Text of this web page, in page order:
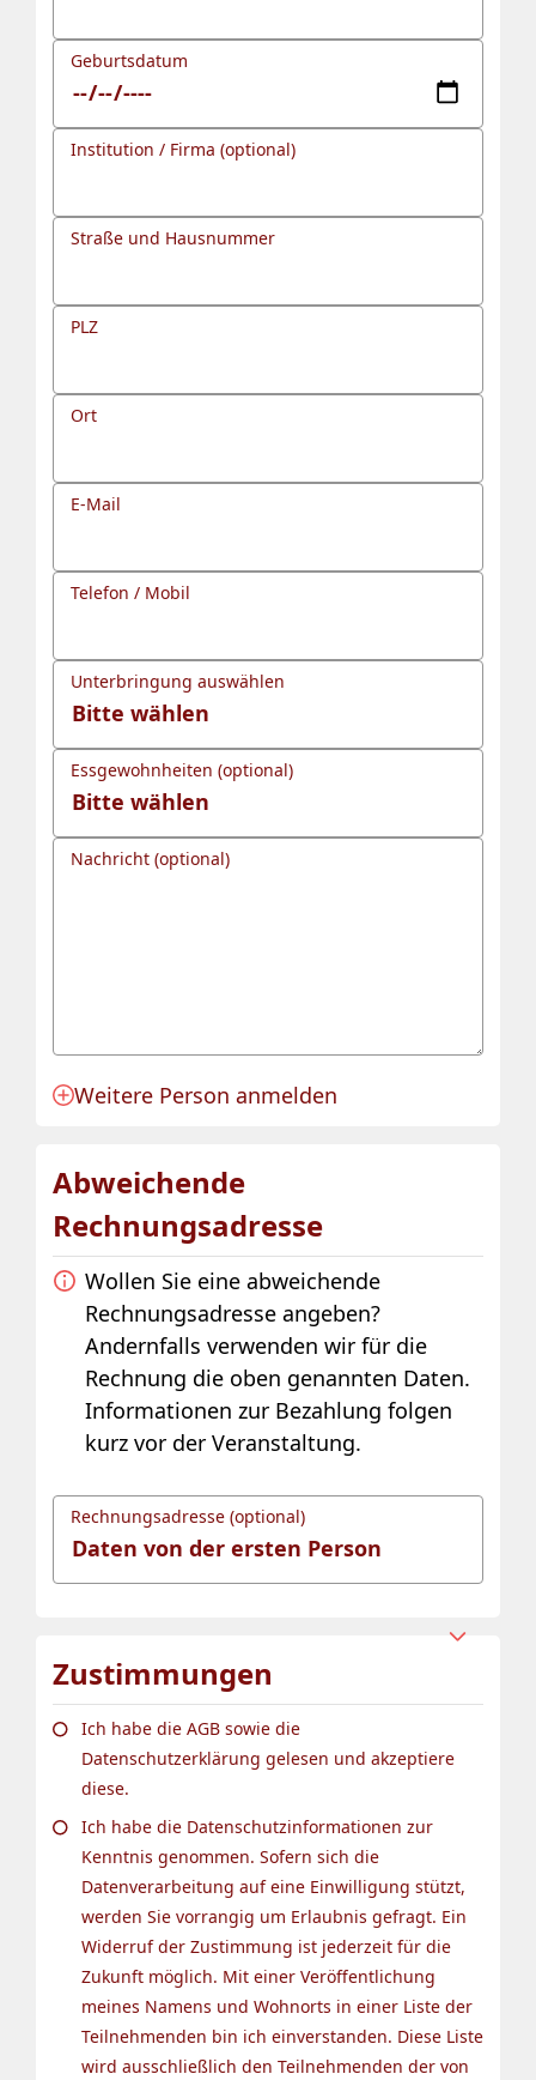
Geburtsdatum
Institution / Firma (optional)
Straße und Hausnummer
PLZ
Ort
E-Mail
Telefon / Mobil
Unterbringung auswählen
Essgewohnheiten (optional)
Nachricht (optional)
Anmeldung für eine Person angelegt.
Weitere Person anmelden
Abweichende
Rechnungsadresse
Wollen Sie eine abweichende
Rechnungsadresse angeben?
Andernfalls verwenden wir für die
Rechnung die oben genannten Daten.
Informationen zur Bezahlung folgen
kurz vor der Veranstaltung.
Rechnungsadresse (optional)
Zustimmungen
Ich habe die AGB sowie die
Datenschutzerklärung gelesen und akzeptiere
diese.
Ich habe die Datenschutzinformationen zur
Kenntnis genommen. Sofern sich die
Datenverarbeitung auf eine Einwilligung stützt,
werden Sie vorrangig um Erlaubnis gefragt. Ein
Widerruf der Zustimmung ist jederzeit für die
Zukunft möglich. Mit einer Veröffentlichung
meines Namens und Wohnorts in einer Liste der
Teilnehmenden bin ich einverstanden. Diese Liste
wird ausschließlich den Teilnehmenden der von